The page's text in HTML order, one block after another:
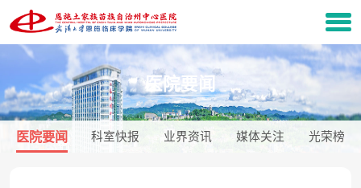
医院要闻
医院要闻 科室快报 业界资讯 媒体关注 光荣榜